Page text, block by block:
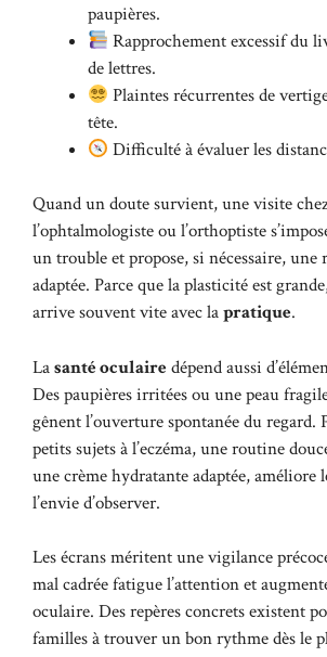
paupières.
Rapprochement excessif du
de lettres.
Plaintes récurrentes de
tête.
Difficulté à évaluer les
Quand un doute survient, une visite
l’ophtalmologiste ou l’orthoptiste
un trouble et propose, si nécessaire, une
adaptée. Parce que la plasticité est
arrive souvent vite avec lapratique.
Lasanté oculairedépend aussi
Des paupières irritées ou une peau
gênent l’ouverture spontanée du regard.
petits sujets à l’eczéma, une routine
unecrème hydratante adaptée, améliore
l’envie d’observer.
Les écrans méritent une vigilance
mal cadrée fatigue l’attention et
oculaire. Des repères concrets existent
familles à trouver un bon rythme dès le